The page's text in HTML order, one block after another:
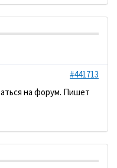
#441713
на форум. Пишет